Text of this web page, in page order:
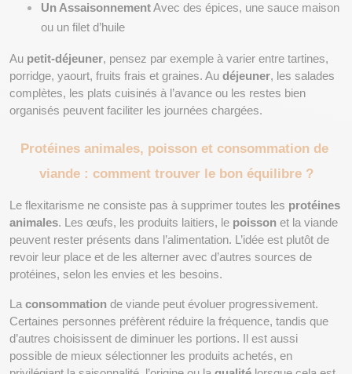
Un Assaisonnement Avec des épices, une sauce maison
ou un filet d’huile
Au petit-déjeuner, pensez par exemple à varier entre tartines,
porridge, yaourt, fruits frais et graines. Au déjeuner, les salades
complètes, les plats cuisinés à l’avance ou les restes bien
organisés peuvent faciliter les journées chargées.
Protéines animales, poisson et consommation de
viande : comment trouver le bon équilibre ?
Le flexitarisme ne consiste pas à supprimer toutes les protéines
animales. Les œufs, les produits laitiers, le poisson et la viande
peuvent rester présents dans l’alimentation. L’idée est plutôt de
revoir leur place et de les alterner avec d’autres sources de
protéines, selon les envies et les besoins.
La consommation de viande peut évoluer progressivement.
Certaines personnes préfèrent réduire la fréquence, tandis que
d’autres choisissent de diminuer les portions. Il est aussi
possible de mieux sélectionner les produits achetés, en